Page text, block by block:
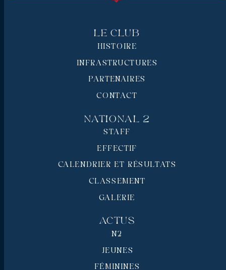
Le Club
HISTOIRE
INFRASTRUCTURES
PARTENAIRES
CONTACT
National 2
STAFF
EFFECTIF
CALENDRIER ET RÉSULTATS
CLASSEMENT
GALERIE
Actus
N2
JEUNES
FÉMININES